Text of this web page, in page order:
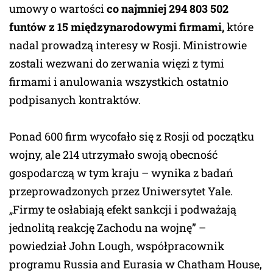
umowy o wartości co najmniej 294 803 502
funtów z 15 międzynarodowymi firmami,które
nadal prowadzą interesy w Rosji. Ministrowie
zostali wezwani do zerwania więzi z tymi
firmami i anulowania wszystkich ostatnio
podpisanych kontraktów.
Ponad 600 firm wycofało się z Rosji od początku
wojny, ale 214 utrzymało swoją obecność
gospodarczą w tym kraju – wynika z badań
przeprowadzonych przez Uniwersytet Yale.
„Firmy te osłabiają efekt sankcji i podważają
jednolitą reakcję Zachodu na wojnę” –
powiedział John Lough, współpracownik
programu Russia and Eurasia w Chatham House,